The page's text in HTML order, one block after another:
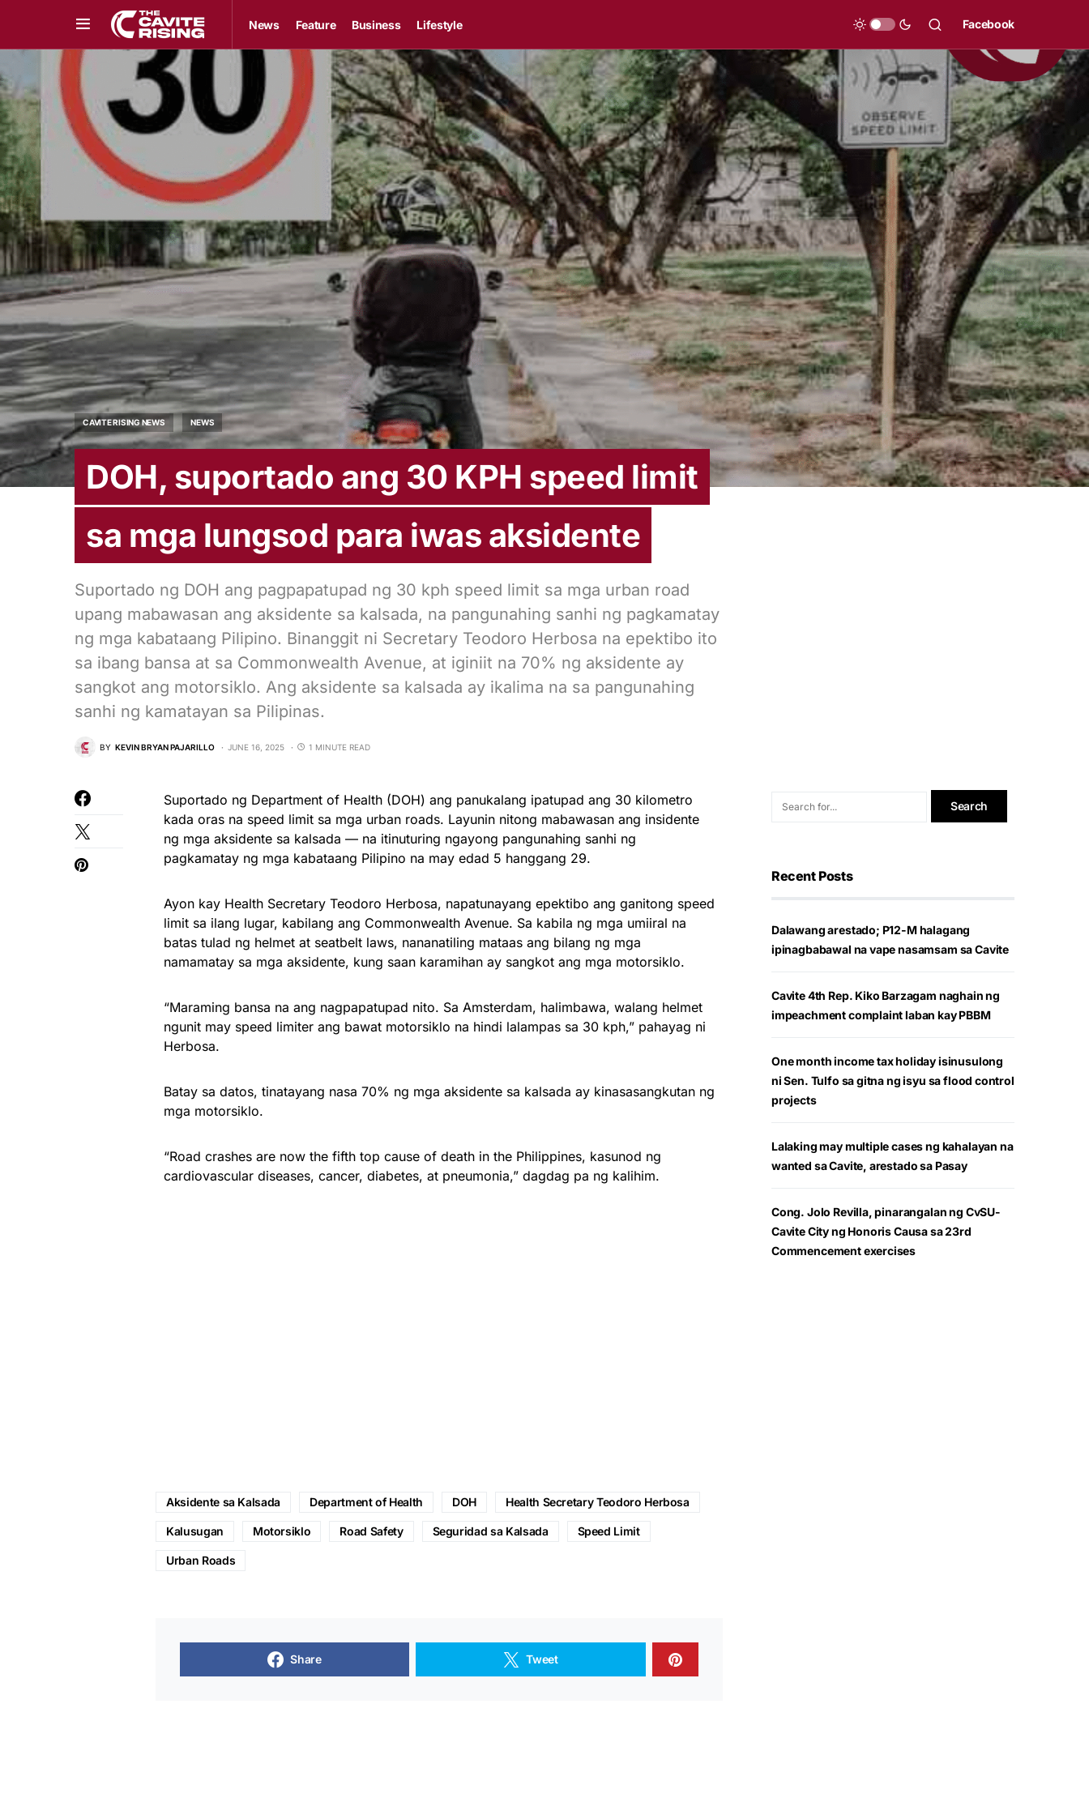
News Feature Business Lifestyle Facebook
CAVITE RISING NEWS NEWS
DOH, suportado ang 30 KPH speed limit
sa mga lungsod para iwas aksidente
Suportado ng DOH ang pagpapatupad ng 30 kph speed limit sa mga urban road
upang mabawasan ang aksidente sa kalsada, na pangunahing sanhi ng pagkamatay
ng mga kabataang Pilipino. Binanggit ni Secretary Teodoro Herbosa na epektibo ito
sa ibang bansa at sa Commonwealth Avenue, at iginiit na 70% ng aksidente ay
sangkot ang motorsiklo. Ang aksidente sa kalsada ay ikalima na sa pangunahing
sanhi ng kamatayan sa Pilipinas.
BY KEVIN BRYAN PAJARILLO JUNE 16, 2025 1 MINUTE READ
Suportado ng Department of Health (DOH) ang panukalang ipatupad ang 30 kilometro
kada oras na speed limit sa mga urban roads. Layunin nitong mabawasan ang insidente
ng mga aksidente sa kalsada — na itinuturing ngayong pangunahing sanhi ng
pagkamatay ng mga kabataang Pilipino na may edad 5 hanggang 29.
Ayon kay Health Secretary Teodoro Herbosa, napatunayang epektibo ang ganitong speed
limit sa ilang lugar, kabilang ang Commonwealth Avenue. Sa kabila ng mga umiiral na
batas tulad ng helmet at seatbelt laws, nananatiling mataas ang bilang ng mga
namamatay sa mga aksidente, kung saan karamihan ay sangkot ang mga motorsiklo.
“Maraming bansa na ang nagpapatupad nito. Sa Amsterdam, halimbawa, walang helmet
ngunit may speed limiter ang bawat motorsiklo na hindi lalampas sa 30 kph,” pahayag ni
Herbosa.
Batay sa datos, tinatayang nasa 70% ng mga aksidente sa kalsada ay kinasasangkutan ng
mga motorsiklo.
“Road crashes are now the fifth top cause of death in the Philippines, kasunod ng
cardiovascular diseases, cancer, diabetes, at pneumonia,” dagdag pa ng kalihim.
Aksidente sa Kalsada Department of Health DOH Health Secretary Teodoro Herbosa
Kalusugan Motorsiklo Road Safety Seguridad sa Kalsada Speed Limit
Urban Roads
Share Tweet
Recent Posts
Dalawang arestado; P12-M halagang
ipinagbabawal na vape nasamsam sa Cavite
Cavite 4th Rep. Kiko Barzagam naghain ng
impeachment complaint laban kay PBBM
One month income tax holiday isinusulong
ni Sen. Tulfo sa gitna ng isyu sa flood control
projects
Lalaking may multiple cases ng kahalayan na
wanted sa Cavite, arestado sa Pasay
Cong. Jolo Revilla, pinarangalan ng CvSU-
Cavite City ng Honoris Causa sa 23rd
Commencement exercises